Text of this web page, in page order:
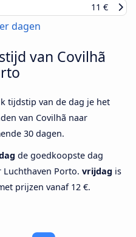
11 €
dagen
van Covilhã
tijdstip van de dag je het
van Covilhã naar
30 dagen.
de goedkoopste dag
Luchthaven Porto. vrijdag is
prijzen vanaf 12 €.